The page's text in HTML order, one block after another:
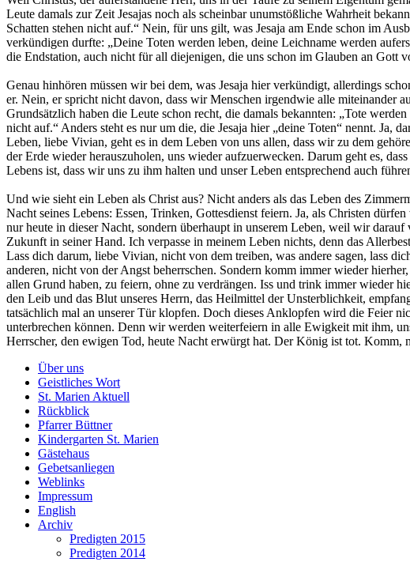
Leute damals zur Zeit Jesajas noch als scheinbar unumstößliche Wahrheit
Schatten stehen nicht auf.“ Nein, für uns gilt, was Jesaja am Ende schon im
verkündigen durfte: „Deine Toten werden leben, deine Leichname werden
die Endstation, auch nicht für all diejenigen, die uns schon im Glauben an Gott
Genau hinhören müssen wir bei dem, was Jesaja hier verkündigt, allerdings
er. Nein, er spricht nicht davon, dass wir Menschen irgendwie alle miteinander
Grundsätzlich haben die Leute schon recht, die damals bekannten: „Tote
nicht auf.“ Anders steht es nur um die, die Jesaja hier „deine Toten“ nennt. Ja,
Leben, liebe Vivian, geht es in dem Leben von uns allen, dass wir zu dem
der Erde wieder herauszuholen, uns wieder aufzuerwecken. Darum geht es,
Lebens ist, dass wir uns zu ihm halten und unser Leben entsprechend auch
Und wie sieht ein Leben als Christ aus? Nicht anders als das Leben des
Nacht seines Lebens: Essen, Trinken, Gottesdienst feiern. Ja, als Christen
nur heute in dieser Nacht, sondern überhaupt in unserem Leben, weil wir darauf
Zukunft in seiner Hand. Ich verpasse in meinem Leben nichts, denn das
Lass dich darum, liebe Vivian, nicht von dem treiben, was andere sagen, lass
anderen, nicht von der Angst beherrschen. Sondern komm immer wieder
allen Grund haben, zu feiern, ohne zu verdrängen. Iss und trink immer wieder
den Leib und das Blut unseres Herrn, das Heilmittel der Unsterblichkeit,
tatsächlich mal an unserer Tür klopfen. Doch dieses Anklopfen wird die Feier
unterbrechen können. Denn wir werden weiterfeiern in alle Ewigkeit mit ihm,
Herrscher, den ewigen Tod, heute Nacht erwürgt hat. Der König ist tot. Komm,
Über uns
Geistliches Wort
St. Marien Aktuell
Rückblick
Pfarrer Büttner
Kindergarten St. Marien
Gästehaus
Gebetsanliegen
Weblinks
Impressum
English
Archiv
Predigten 2015
Predigten 2014